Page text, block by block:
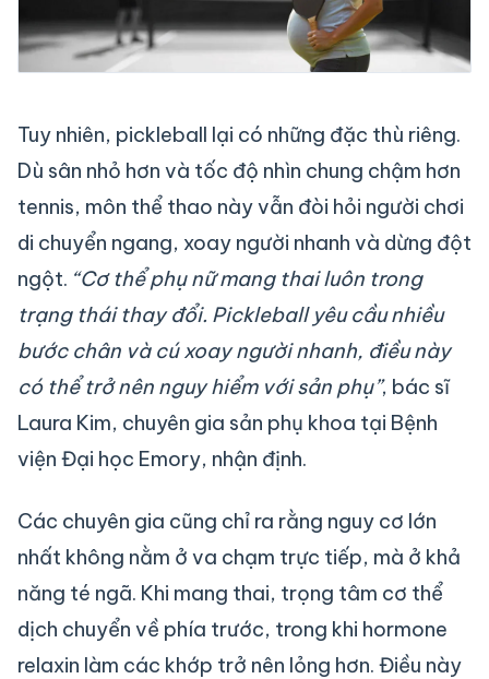
Tuy nhiên, pickleball lại có những đặc thù riêng.
Dù sân nhỏ hơn và tốc độ nhìn chung chậm hơn
tennis, môn thể thao này vẫn đòi hỏi người chơi
di chuyển ngang, xoay người nhanh và dừng đột
ngột. “Cơ thể phụ nữ mang thai luôn trong
trạng thái thay đổi. Pickleball yêu cầu nhiều
bước chân và cú xoay người nhanh, điều này
có thể trở nên nguy hiểm với sản phụ”, bác sĩ
Laura Kim, chuyên gia sản phụ khoa tại Bệnh
viện Đại học Emory, nhận định.
Các chuyên gia cũng chỉ ra rằng nguy cơ lớn
nhất không nằm ở va chạm trực tiếp, mà ở khả
năng té ngã. Khi mang thai, trọng tâm cơ thể
dịch chuyển về phía trước, trong khi hormone
relaxin làm các khớp trở nên lỏng hơn. Điều này